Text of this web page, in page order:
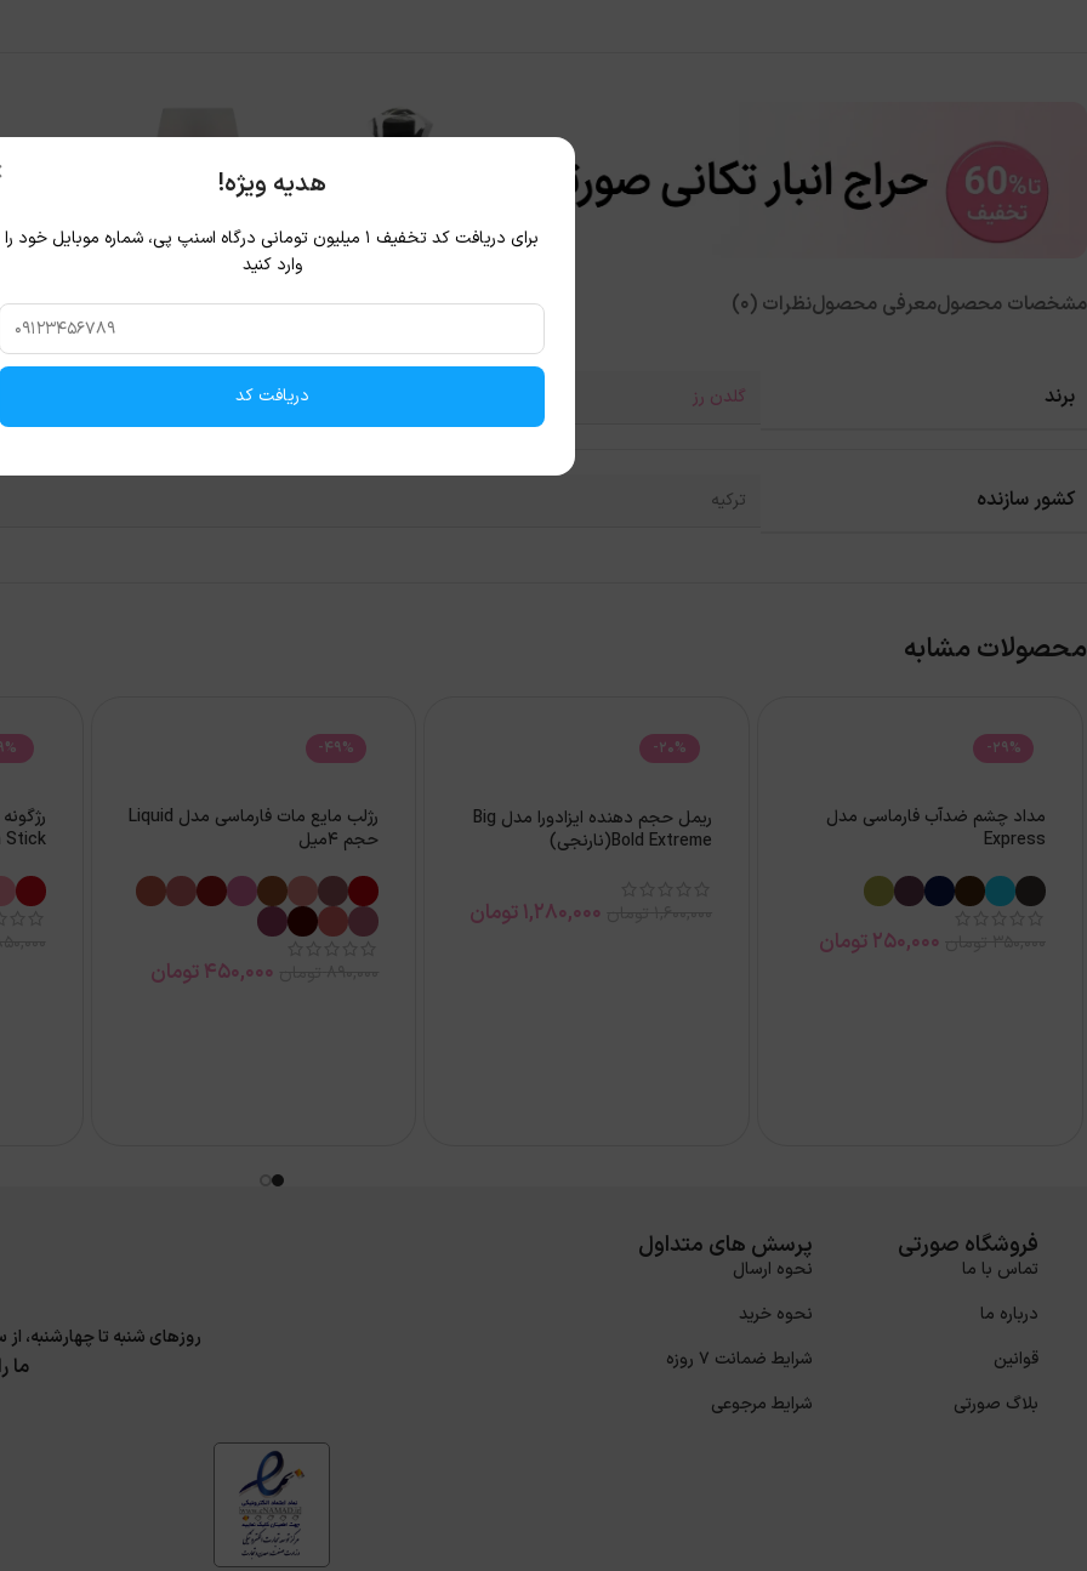
مشخصات محصولمعرفی محصولنظرات (0)
برند گلدن رز
کشور سازنده ترکیه
محصولات مشابه
-29%
مداد چشم ضدآب فارماسی مدل
Express
250,000تومان
-20%
ریمل حجم دهنده ایزادورا مدل Big
Bold Extreme(نارنجی)
1,280,000تومان
-49%
رژلب مایع مات فارماسی مدل Liquid
حجم 4میل
450,000تومان
Stick
فروشگاه صورتی
تماس با ما
درباره ما
قوانین
بلاگ صورتی
پرسش های متداول
نحوه ارسال
نحوه خرید
شرایط ضمانت 7 روزه
شرایط مرجوعی
ما
روزهای شنبه تا چهارشنبه، از ساعت 9 الی 17 و پنجشنبه 9 الی 14 پاسخگوی
هدیه ویژه!
برای دریافت کد تخفیف ۱ میلیون تومانی درگاه اسنپ پی، شماره موبایل خود را
وارد کنید
دریافت کد